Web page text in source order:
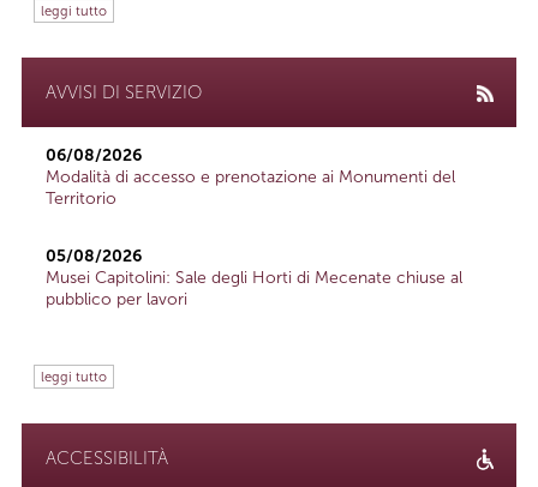
leggi tutto
AVVISI DI SERVIZIO
06/08/2026
Modalità di accesso e prenotazione ai Monumenti del
Territorio
05/08/2026
Musei Capitolini: Sale degli Horti di Mecenate chiuse al
pubblico per lavori
leggi tutto
ACCESSIBILITÀ